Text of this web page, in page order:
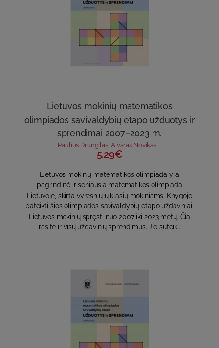
Lietuvos mokinių matematikos
olimpiados savivaldybių etapo užduotys ir
sprendimai 2007–2023 m.
Paulius Drungilas Aivaras Novikas
5.29€
Lietuvos mokinių matematikos olimpiada yra
pagrindinė ir seniausia matematikos olimpiada
Lietuvoje, skirta vyresniųjų klasių mokiniams. Knygoje
pateikti šios olimpiados savivaldybių etapo uždaviniai,
Lietuvos mokinių spręsti nuo 2007 iki 2023 metų. Čia
rasite ir visų uždavinių sprendimus. Jie suteik..